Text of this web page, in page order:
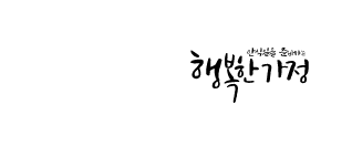
행
Submit